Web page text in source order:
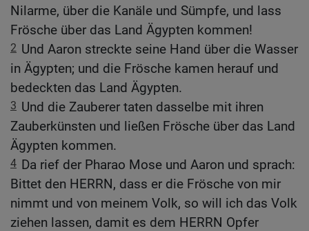
Nilarme, über die Kanäle und Sümpfe, und lass
Frösche über das Land Ägypten kommen!
2 Und Aaron streckte seine Hand über die Wasser
in Ägypten; und die Frösche kamen herauf und
bedeckten das Land Ägypten.
3 Und die Zauberer taten dasselbe mit ihren
Zauberkünsten und ließen Frösche über das Land
Ägypten kommen.
4 Da rief der Pharao Mose und Aaron und sprach:
Bittet den HERRN, dass er die Frösche von mir
nimmt und von meinem Volk, so will ich das Volk
ziehen lassen, damit es dem HERRN Opfer